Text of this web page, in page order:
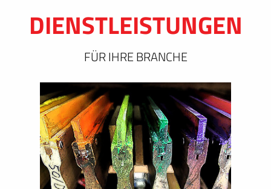
DIENSTLEISTUNGEN
FÜR IHRE BRANCHE